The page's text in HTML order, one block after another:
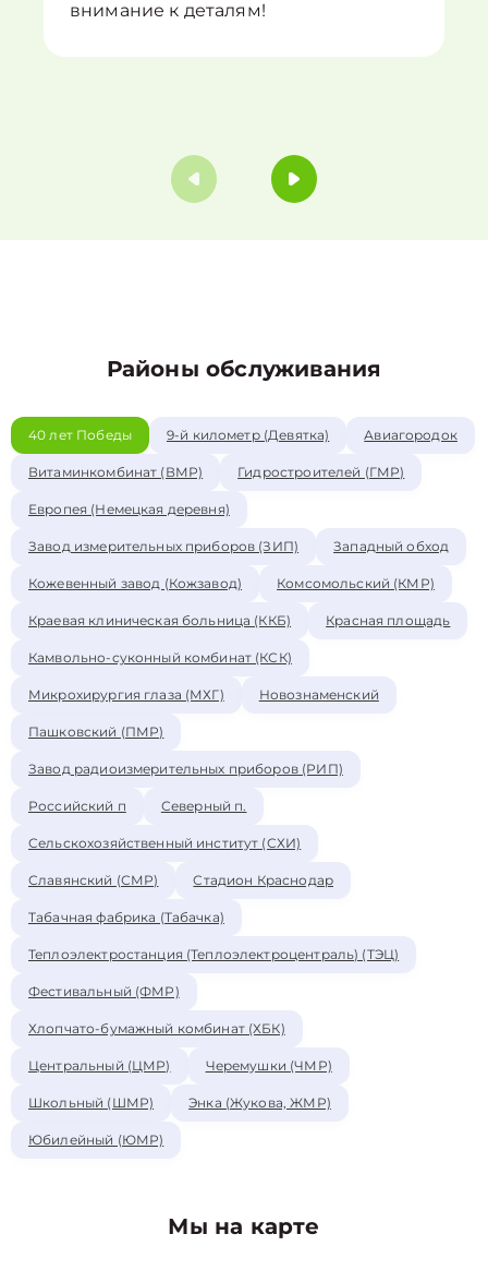
внимание к деталям!
Районы обслуживания
40 лет Победы 9-й километр (Девятка) Авиагородок
Витаминкомбинат (ВМР) Гидростроителей (ГМР)
Европея (Немецкая деревня)
Завод измерительных приборов (ЗИП) Западный обход
Кожевенный завод (Кожзавод) Комсомольский (КМР)
Краевая клиническая больница (ККБ) Красная площадь
Камвольно-суконный комбинат (КСК)
Микрохирургия глаза (МХГ) Новознаменский
Пашковский (ПМР)
Завод радиоизмерительных приборов (РИП)
Российский п Северный п.
Сельскохозяйственный институт (СХИ)
Славянский (СМР) Стадион Краснодар
Табачная фабрика (Табачка)
Теплоэлектростанция (Теплоэлектроцентраль) (ТЭЦ)
Фестивальный (ФМР)
Хлопчато-бумажный комбинат (ХБК)
Центральный (ЦМР) Черемушки (ЧМР)
Школьный (ШМР) Энка (Жукова, ЖМР)
Юбилейный (ЮМР)
Мы на карте